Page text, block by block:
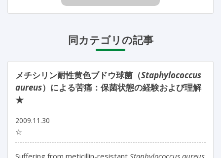
同カテゴリの記事
メチシリン耐性黄色ブドウ球菌（Staphylococcus
aureus）による苦痛：保菌状態の経験および理解
★
2009.11.30
☆